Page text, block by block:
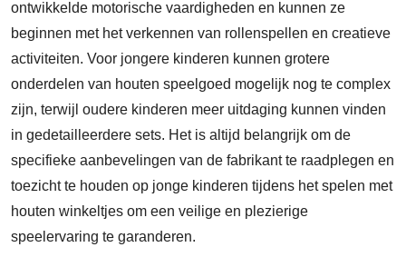
ontwikkelde motorische vaardigheden en kunnen ze
beginnen met het verkennen van rollenspellen en creatieve
activiteiten. Voor jongere kinderen kunnen grotere
onderdelen van houten speelgoed mogelijk nog te complex
zijn, terwijl oudere kinderen meer uitdaging kunnen vinden
in gedetailleerdere sets. Het is altijd belangrijk om de
specifieke aanbevelingen van de fabrikant te raadplegen en
toezicht te houden op jonge kinderen tijdens het spelen met
houten winkeltjes om een veilige en plezierige
speelervaring te garanderen.